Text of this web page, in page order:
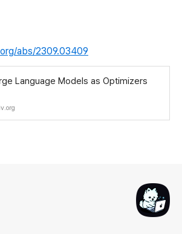
abs/2309.03409
Language Models as Optimizers